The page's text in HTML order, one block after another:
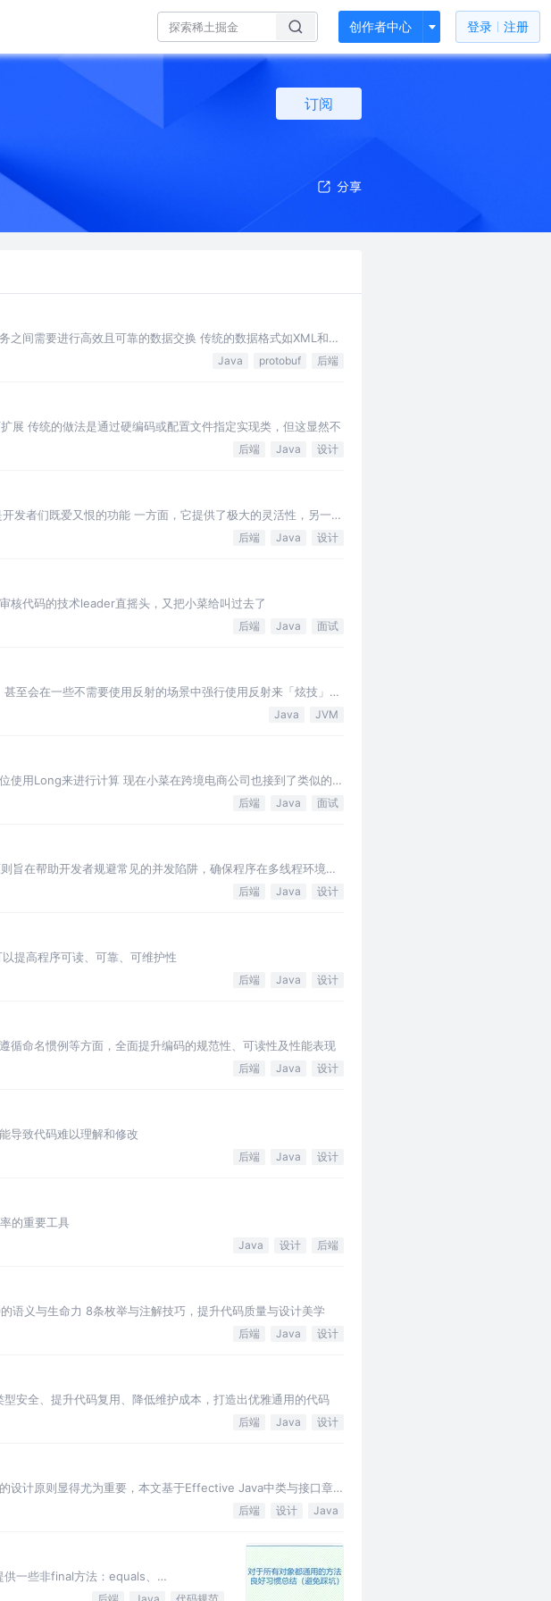
创作者中心 登录 注册
订阅
之间需要进行高效且可靠的数据交换 传统的数据格式如XML和
Java protobuf 后端
展 传统的做法是通过硬编码或配置文件指定实现类，但这显然不
后端 Java 设计
者们既爱又恨的功能 一方面，它提供了极大的灵活性，另一方
后端 Java 设计
核代码的技术leader直摇头，又把小菜给叫过去了
后端 Java 面试
至会在一些不需要使用反射的场景中强行使用反射来「炫技」。
低性能么？不用还有什么办法可以解决这个问题？ 在我们分析具
Java JVM
使用Long来进行计算 现在小菜在跨境电商公司也接到了类似的计
后端 Java 面试
旨在帮助开发者规避常见的并发陷阱，确保程序在多线程环境下
后端 Java 设计
提高程序可读、可靠、可维护性
后端 Java 设计
循命名惯例等方面，全面提升编码的规范性、可读性及性能表现
后端 Java 设计
导致代码难以理解和修改
后端 Java 设计
的重要工具
Java 设计 后端
语义与生命力 8条枚举与注解技巧，提升代码质量与设计美学
后端 Java 设计
安全、提升代码复用、降低维护成本，打造出优雅通用的代码
后端 Java 设计
设计原则显得尤为重要，本文基于Effective Java中类与接口章
后端 设计 Java
一些非final方法：equals、